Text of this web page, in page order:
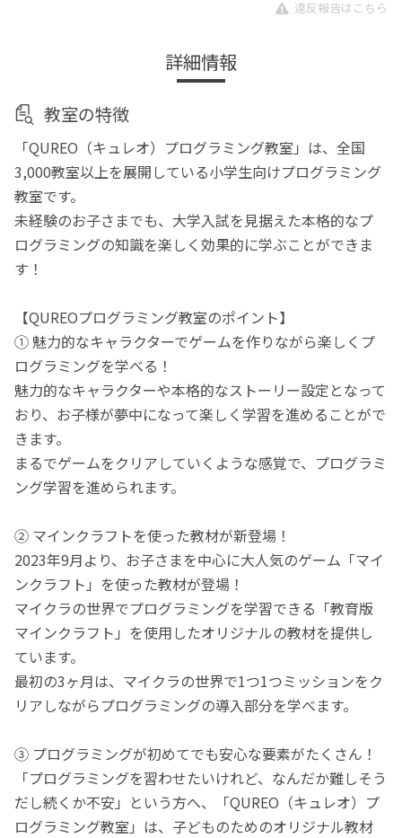
違反報告はこちら
詳細情報
教室の特徴
「QUREO（キュレオ）プログラミング教室」は、全国
3,000教室以上を展開している小学生向けプログラミング
教室です。
未経験のお子さまでも、大学入試を見据えた本格的なプ
ログラミングの知識を楽しく効果的に学ぶことができま
す！
【QUREOプログラミング教室のポイント】
① 魅力的なキャラクターでゲームを作りながら楽しくプ
ログラミングを学べる！
魅力的なキャラクターや本格的なストーリー設定となって
おり、お子様が夢中になって楽しく学習を進めることがで
きます。
まるでゲームをクリアしていくような感覚で、プログラミ
ング学習を進められます。
② マインクラフトを使った教材が新登場！
2023年9月より、お子さまを中心に大人気のゲーム「マイ
ンクラフト」を使った教材が登場！
マイクラの世界でプログラミングを学習できる「教育版
マインクラフト」を使用したオリジナルの教材を提供し
ています。
最初の3ヶ月は、マイクラの世界で1つ1つミッションをク
リアしながらプログラミングの導入部分を学べます。
③ プログラミングが初めてでも安心な要素がたくさん！
「プログラミングを習わせたいけれど、なんだか難しそう
だし続くか不安」という方へ、「QUREO（キュレオ）プ
ログラミング教室」は、子どものためのオリジナル教材